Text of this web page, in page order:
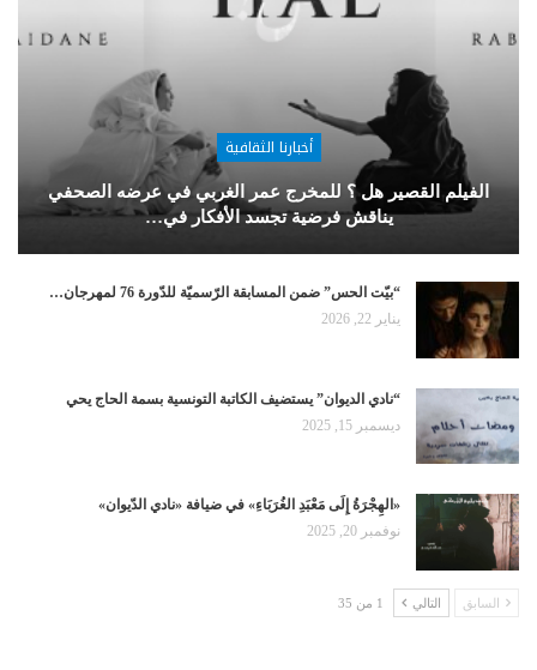
أخبارنا الثقافية
الفيلم القصير هل ؟ للمخرج عمر الغربي في عرضه الصحفي
يناقش فرضية تجسد الأفكار في…
“بيّت الحس” ضمن المسابقة الرّسميّة للدّورة 76 لمهرجان…
يناير 22, 2026
“نادي الديوان” يستضيف الكاتبة التونسية بسمة الحاج يحي
ديسمبر 15, 2025
«الهِجْرَةُ إِلَى مَعْبَدِ الغُرَبَاءِ» في ضيافة «نادي الدّيوان»
نوفمبر 20, 2025
السابق التالي 1 من 35